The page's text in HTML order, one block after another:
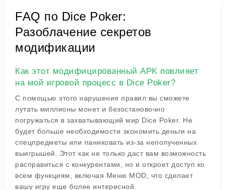
FAQ по Dice Poker:
Разоблачение секретов
модификации
Как этот модифицированный APK повлияет
на мой игровой процесс в Dice Poker?
С помощью этого нарушения правил вы сможете
лутать миллионы монет и безостановочно
погружаться в захватывающий мир Dice Poker. Не
будет больше необходимости экономить деньги на
спецпредметы или паниковать из-за неполученных
выигрышей. Этот хак не только даст вам возможность
расправиться с конкурентами, но и откроет доступ ко
всем функциям, включая Меню MOD, что сделает
вашу игру еще более интересной.